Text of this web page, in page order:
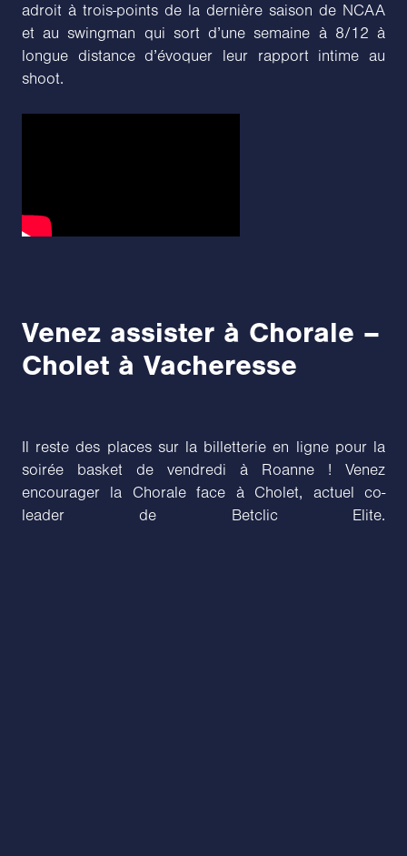
adroit à trois-points de la dernière saison de NCAA
et au swingman qui sort d’une semaine à 8/12 à
longue distance d’évoquer leur rapport intime au
shoot.
Venez assister à Chorale –
Cholet à Vacheresse
Il reste des places sur la billetterie en ligne pour la
soirée basket de vendredi à Roanne ! Venez
encourager la Chorale face à Cholet, actuel co-
leader de Betclic Elite.